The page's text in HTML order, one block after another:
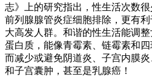
志》上的研究指出，性生活次数
前列腺腺管炎症细胞排除，更有
大高发人群。和谐的性生活能调
蛋白质，能像青霉素、链霉素和
而减少或避免阴道炎、子宫内膜
和子宫囊肿，甚至是乳腺癌！